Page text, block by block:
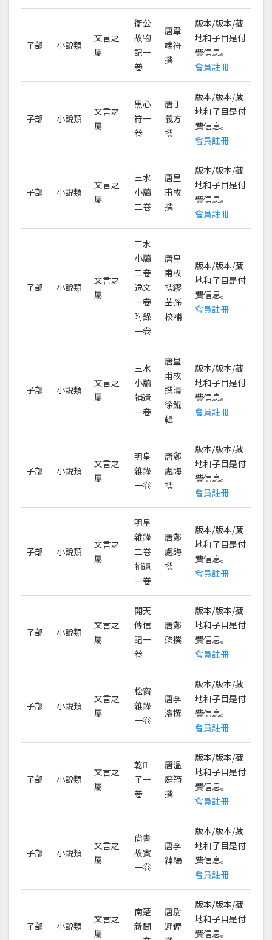
子部 小說類
文言之
屬
衛公
故物
記一
卷
唐韋
端符
撰
版本/版本/藏
地和子目是付
費信息。
會員註冊
子部 小說類
文言之
屬
黑心
符一
卷
唐于
義方
撰
版本/版本/藏
地和子目是付
費信息。
會員註冊
子部 小說類
文言之
屬
三水
小牘
二卷
唐皇
甫枚
撰
版本/版本/藏
地和子目是付
費信息。
會員註冊
子部 小說類
文言之
屬
三水
小牘
二卷
逸文
一卷
附錄
一卷
唐皇
甫枚
撰繆
荃孫
校補
版本/版本/藏
地和子目是付
費信息。
會員註冊
子部 小說類
文言之
屬
三水
小牘
補遺
一卷
唐皇
甫枚
撰清
徐鯤
輯
版本/版本/藏
地和子目是付
費信息。
會員註冊
子部 小說類
文言之
屬
明皇
雜錄
一卷
唐鄭
處誨
撰
版本/版本/藏
地和子目是付
費信息。
會員註冊
子部 小說類
文言之
屬
明皇
雜錄
二卷
補遺
一卷
唐鄭
處誨
撰
版本/版本/藏
地和子目是付
費信息。
會員註冊
子部 小說類
文言之
屬
開天
傳信
記一
卷
唐鄭
棨撰
版本/版本/藏
地和子目是付
費信息。
會員註冊
子部 小說類
文言之
屬
松窗
雜錄
一卷
唐李
濬撰
版本/版本/藏
地和子目是付
費信息。
會員註冊
子部 小說類
文言之
屬
乾𦠆
子一
卷
唐溫
庭筠
撰
版本/版本/藏
地和子目是付
費信息。
會員註冊
子部 小說類
文言之
屬
尙書
故實
一卷
唐李
綽編
版本/版本/藏
地和子目是付
費信息。
會員註冊
子部 小說類
文言之
屬
南楚
新聞
唐尉
遲偓
版本/版本/藏
地和子目是付
費信息。